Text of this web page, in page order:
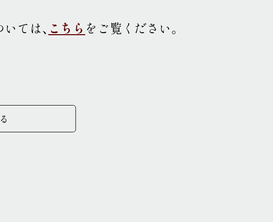
ては、 こちら をご覧ください。